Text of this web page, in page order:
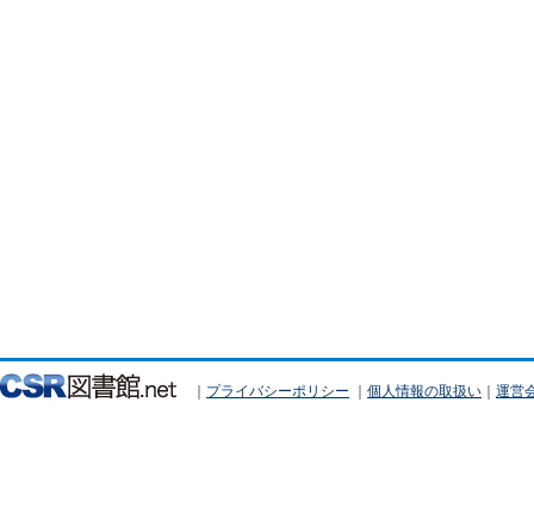
｜ プライバシーポリシー ｜ 個人情報の取扱い ｜ 運営